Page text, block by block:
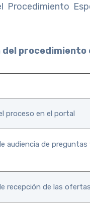
Procedimiento
del procedimiento
proceso en el portal
audiencia de preguntas
recepción de las ofertas